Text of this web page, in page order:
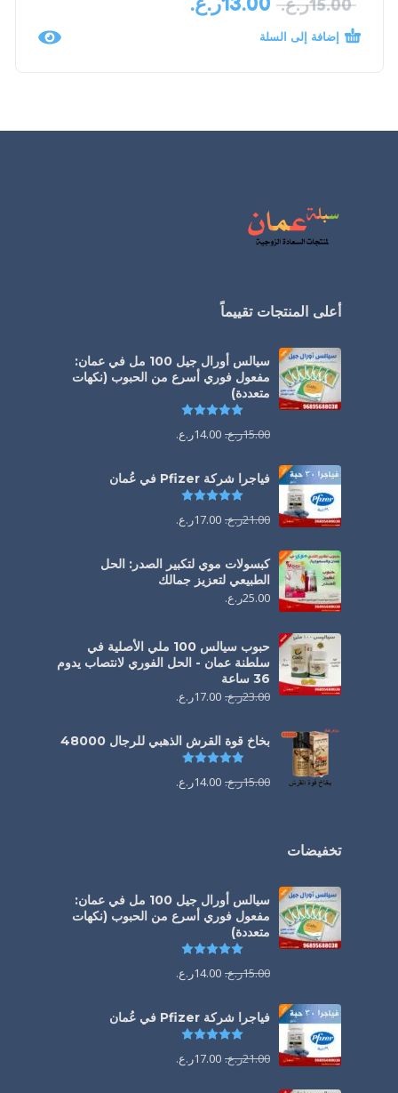
15.00ر.ع.
إضافة إلى السلة
أعلى المنتجات تقييماً
سيالس أورال جيل 100 مل في عمان:
مفعول فوري أسرع من الحبوب (نكهات
متعددة)
15.00ر.ع. 14.00ر.ع.
فياجرا شركة Pfizer في عُمان
21.00ر.ع. 17.00ر.ع.
كبسولات موي لتكبير الصدر: الحل
الطبيعي لتعزيز جمالك
25.00ر.ع.
حبوب سيالس 100 ملي الأصلية في
سلطنة عمان - الحل الفوري لانتصاب يدوم
36 ساعة
23.00ر.ع. 17.00ر.ع.
بخاخ قوة القرش الذهبي للرجال 48000
تم التقييم
15.00ر.ع. 14.00ر.ع.
تخفيضات
سيالس أورال جيل 100 مل في عمان:
مفعول فوري أسرع من الحبوب (نكهات
متعددة)
15.00ر.ع. 14.00ر.ع.
فياجرا شركة Pfizer في عُمان
21.00ر.ع. 17.00ر.ع.